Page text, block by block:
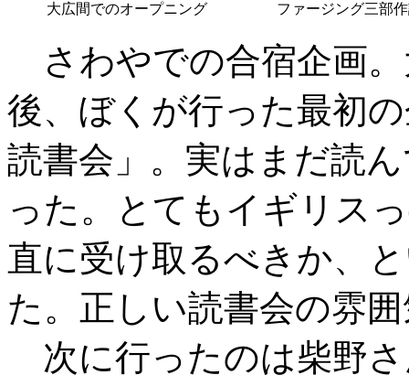
大広間でのオープニング ファージング三部
さわやでの合宿企画
後、ぼくが行った最初
読書会」。実はまだ読
った。とてもイギリス
直に受け取るべきか、
た。正しい読書会の雰
次に行ったのは柴野